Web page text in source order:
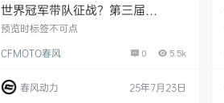
世界冠军带队征战？第三届
CFMOTO RACING天才杯即将热血
预览时标签不可点
CFMOTO春风
0 5.5k
春风动力 25年7月23日